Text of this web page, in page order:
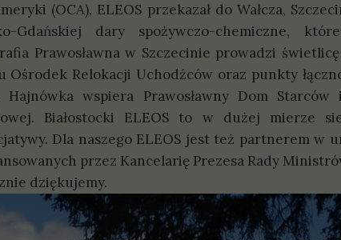
(OCA), ELEOS przekazał do Wałcza,
Gdańskiej dary spożywczo-chemiczne,
Prawosławna w Szczecinie prowadzi
Ośrodek Relokacji Uchodźców oraz punkty
wspiera Prawosławny Dom
Białostocki ELEOS to w dużej mierze
Dla naszego ELEOS jest też partnerem w
przez Kancelarię Prezesa Rady
dziękujemy.